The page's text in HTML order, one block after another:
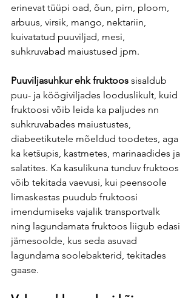
erinevat tüüpi oad, õun, pirn, ploom,
arbuus, virsik, mango, nektariin,
kuivatatud puuviljad, mesi,
suhkruvabad maiustused jpm.
Puuviljasuhkur ehk fruktoos sisaldub
puu- ja köögiviljades looduslikult, kuid
fruktoosi võib leida ka paljudes nn
suhkruvabades maiustustes,
diabeetikutele mõeldud toodetes, aga
ka ketšupis, kastmetes, marinaadides ja
salatites. Ka kasulikuna tunduv fruktoos
võib tekitada vaevusi, kui peensoole
limaskestas puudub fruktoosi
imendumiseks vajalik transportvalk
ning lagundamata fruktoos liigub edasi
jämesoolde, kus seda asuvad
lagundama soolebakterid, tekitades
gaase.